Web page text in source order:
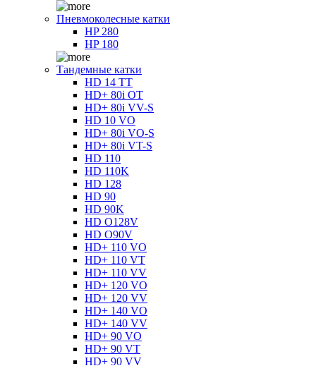
Пневмоколесные катки
HP 280
HP 180
Тандемные катки
HD 14 TT
HD+ 80i OT
HD+ 80i VV-S
HD 10 VO
HD+ 80i VO-S
HD+ 80i VT-S
HD 110
HD 110K
HD 128
HD 90
HD 90K
HD O128V
HD O90V
HD+ 110 VO
HD+ 110 VT
HD+ 110 VV
HD+ 120 VO
HD+ 120 VV
HD+ 140 VO
HD+ 140 VV
HD+ 90 VO
HD+ 90 VT
HD+ 90 VV